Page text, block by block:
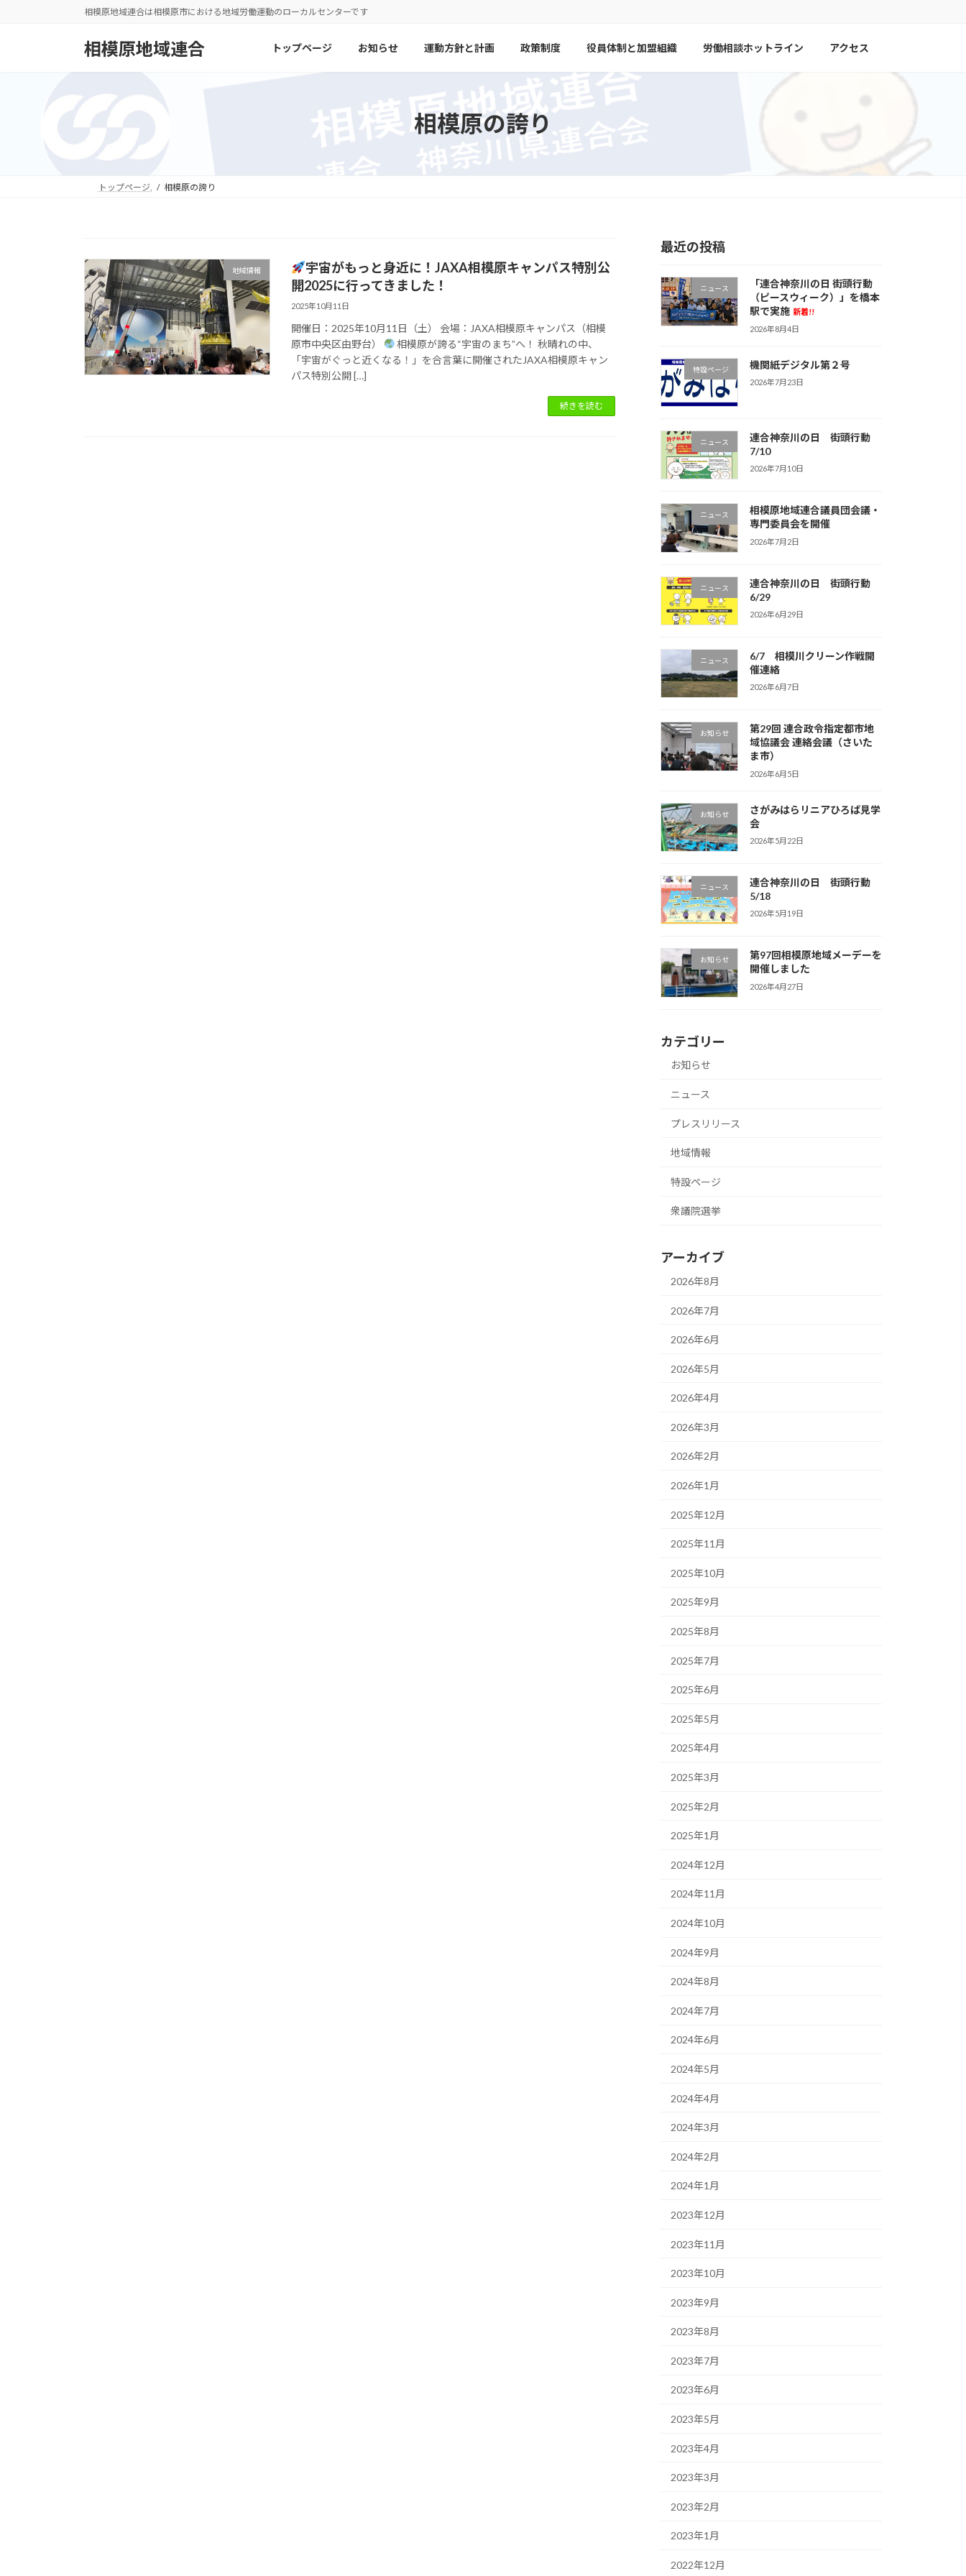
相模原地域連合は相模原市における地域労働運動のローカルセンターです
相模原地域連合 トップページ お知らせ 運動方針と計画 政策制度 役員体制と加盟組織 労働相談ホットライン アクセス
相模原の誇り
トップページ. 相模原の誇り
地域情報
宇宙がもっと身近に！JAXA相模原キャンパス特別公
開2025に行ってきました！
2025年10月11日
開催日：2025年10月11日（土） 会場：JAXA相模原キャンパス（相模
原市中央区由野台）
相模原が誇る“宇宙のまち”へ！ 秋晴れの中、
「宇宙がぐっと近くなる！」を合言葉に開催されたJAXA相模原キャン
パス特別公開 […]
続きを読む
最近の投稿
ニュース
「連合神奈川の日 街頭行動
（ピースウィーク）」を橋本
駅で実施 新着!!
2026年8月4日
特設ページ 機関紙デジタル第２号
2026年7月23日
ニュース
連合神奈川の日 街頭行動
7/10
2026年7月10日
ニュース
相模原地域連合議員団会議・
専門委員会を開催
2026年7月2日
ニュース
連合神奈川の日 街頭行動
6/29
2026年6月29日
ニュース
6/7 相模川クリーン作戦開
催連絡
2026年6月7日
お知らせ
第29回 連合政令指定都市地
域協議会 連絡会議（さいた
ま市）
2026年6月5日
お知らせ
さがみはらリニアひろば見学
会
2026年5月22日
ニュース
連合神奈川の日 街頭行動
5/18
2026年5月19日
お知らせ
第97回相模原地域メーデーを
開催しました
2026年4月27日
カテゴリー
お知らせ
ニュース
プレスリリース
地域情報
特設ページ
衆議院選挙
アーカイブ
2026年8月
2026年7月
2026年6月
2026年5月
2026年4月
2026年3月
2026年2月
2026年1月
2025年12月
2025年11月
2025年10月
2025年9月
2025年8月
2025年7月
2025年6月
2025年5月
2025年4月
2025年3月
2025年2月
2025年1月
2024年12月
2024年11月
2024年10月
2024年9月
2024年8月
2024年7月
2024年6月
2024年5月
2024年4月
2024年3月
2024年2月
2024年1月
2023年12月
2023年11月
2023年10月
2023年9月
2023年8月
2023年7月
2023年6月
2023年5月
2023年4月
2023年3月
2023年2月
2023年1月
2022年12月